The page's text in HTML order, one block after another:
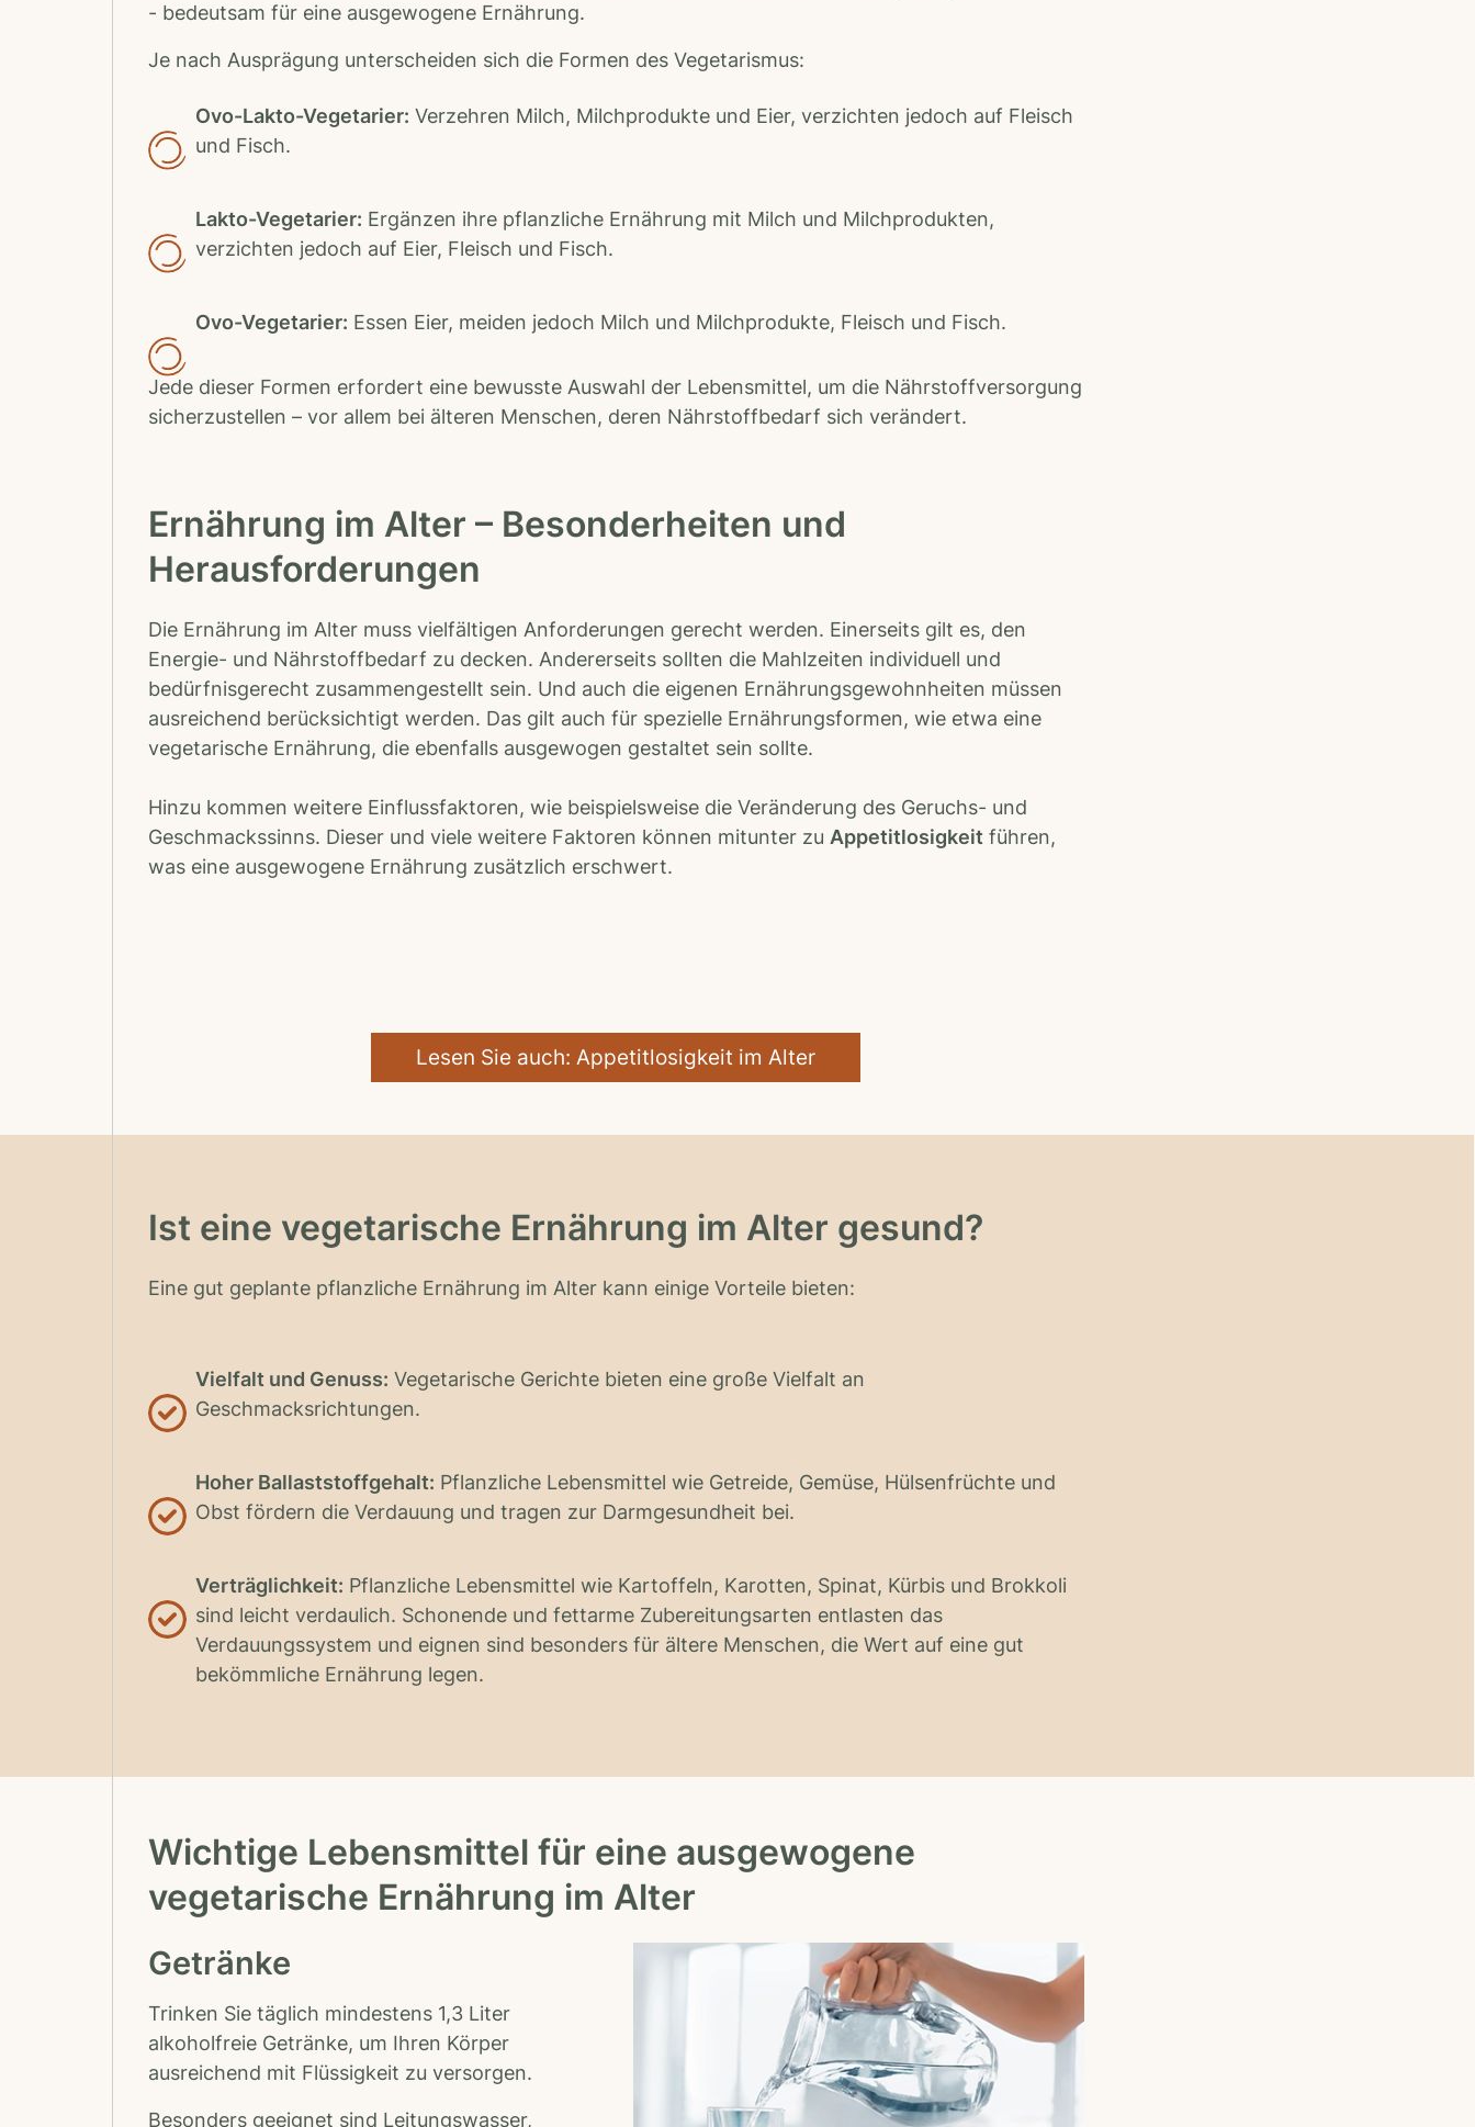
- bedeutsam für eine ausgewogene Ernährung.
Je nach Ausprägung unterscheiden sich die Formen des Vegetarismus:
Ovo-Lakto-Vegetarier: Verzehren Milch, Milchprodukte und Eier, verzichten jedoch auf Fleisch
und Fisch.
Lakto-Vegetarier: Ergänzen ihre pflanzliche Ernährung mit Milch und Milchprodukten,
verzichten jedoch auf Eier, Fleisch und Fisch.
Ovo-Vegetarier: Essen Eier, meiden jedoch Milch und Milchprodukte, Fleisch und Fisch.
Jede dieser Formen erfordert eine bewusste Auswahl der Lebensmittel, um die Nährstoffversorgung
sicherzustellen – vor allem bei älteren Menschen, deren Nährstoffbedarf sich verändert.
Ernährung im Alter – Besonderheiten und
Herausforderungen
Die Ernährung im Alter muss vielfältigen Anforderungen gerecht werden. Einerseits gilt es, den
Energie- und Nährstoffbedarf zu decken. Andererseits sollten die Mahlzeiten individuell und
bedürfnisgerecht zusammengestellt sein. Und auch die eigenen Ernährungsgewohnheiten müssen
ausreichend berücksichtigt werden. Das gilt auch für spezielle Ernährungsformen, wie etwa eine
vegetarische Ernährung, die ebenfalls ausgewogen gestaltet sein sollte.
Hinzu kommen weitere Einflussfaktoren, wie beispielsweise die Veränderung des Geruchs- und
Geschmackssinns. Dieser und viele weitere Faktoren können mitunter zu Appetitlosigkeit führen,
was eine ausgewogene Ernährung zusätzlich erschwert.
Lesen Sie auch: Appetitlosigkeit im Alter
Ist eine vegetarische Ernährung im Alter gesund?
Eine gut geplante pflanzliche Ernährung im Alter kann einige Vorteile bieten:
Vielfalt und Genuss: Vegetarische Gerichte bieten eine große Vielfalt an
Geschmacksrichtungen.
Hoher Ballaststoffgehalt: Pflanzliche Lebensmittel wie Getreide, Gemüse, Hülsenfrüchte und
Obst fördern die Verdauung und tragen zur Darmgesundheit bei.
Verträglichkeit: Pflanzliche Lebensmittel wie Kartoffeln, Karotten, Spinat, Kürbis und Brokkoli
sind leicht verdaulich. Schonende und fettarme Zubereitungsarten entlasten das
Verdauungssystem und eignen sind besonders für ältere Menschen, die Wert auf eine gut
bekömmliche Ernährung legen.
Wichtige Lebensmittel für eine ausgewogene
vegetarische Ernährung im Alter
Getränke
Trinken Sie täglich mindestens 1,3 Liter
alkoholfreie Getränke, um Ihren Körper
ausreichend mit Flüssigkeit zu versorgen.
Besonders geeignet sind Leitungswasser,